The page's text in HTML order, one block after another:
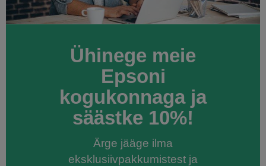
Ühinege meie
Epsoni
kogukonnaga ja
säästke 10%!
Ärge jääge ilma
eksklusiivpakkumistest ja